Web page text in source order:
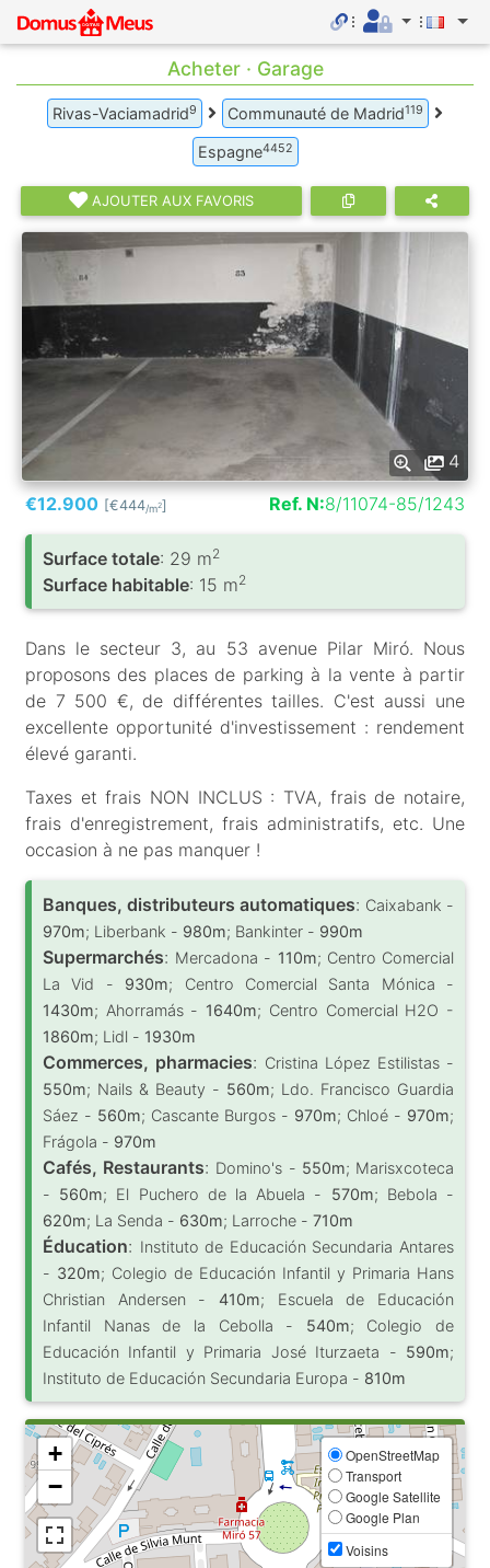
Acheter · Garage
Rivas-Vaciamadrid9 Communauté de Madrid119
Espagne4452
AJOUTER AUX FAVORIS
4
€12.900 [€444/m2] Ref. N:8/11074-85/1243
Surface totale: 29 m2
Surface habitable: 15 m2
Dans le secteur 3, au 53 avenue Pilar Miró. Nous
proposons des places de parking à la vente à partir
de 7 500 €, de différentes tailles. C'est aussi une
excellente opportunité d'investissement : rendement
élevé garanti.
Taxes et frais NON INCLUS : TVA, frais de notaire,
frais d'enregistrement, frais administratifs, etc. Une
occasion à ne pas manquer !
Banques, distributeurs automatiques: Caixabank -
970m; Liberbank - 980m; Bankinter - 990m
Supermarchés: Mercadona - 110m; Centro Comercial
La Vid - 930m; Centro Comercial Santa Mónica -
1430m; Ahorramás - 1640m; Centro Comercial H2O -
1860m; Lidl - 1930m
Commerces, pharmacies: Cristina López Estilistas -
550m; Nails & Beauty - 560m; Ldo. Francisco Guardia
Sáez - 560m; Cascante Burgos - 970m; Chloé - 970m;
Frágola - 970m
Cafés, Restaurants: Domino's - 550m; Marisxcoteca
- 560m; El Puchero de la Abuela - 570m; Bebola -
620m; La Senda - 630m; Larroche - 710m
Éducation: Instituto de Educación Secundaria Antares
- 320m; Colegio de Educación Infantil y Primaria Hans
Christian Andersen - 410m; Escuela de Educación
Infantil Nanas de la Cebolla - 540m; Colegio de
Educación Infantil y Primaria José Iturzaeta - 590m;
Instituto de Educación Secundaria Europa - 810m
+
−
OpenStreetMap
Transport
Google Satellite
Google Plan
Voisins